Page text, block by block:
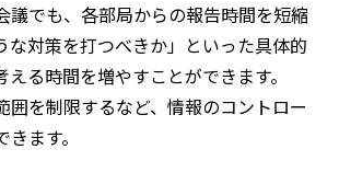
議でも、各部局からの報告時間を短縮
な対策を打つべきか」といった具体的
る時間を増やすことができます。
囲を制限するなど、情報のコントロー
ます。